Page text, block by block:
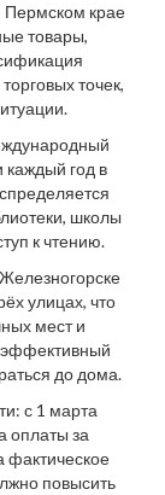
Пермском крае
товары,
точек,
каждый год в
школы
к чтению.
улицах, что
мест и
эффективный
до дома.
с 1 марта
оплаты за
фактическое
повысить